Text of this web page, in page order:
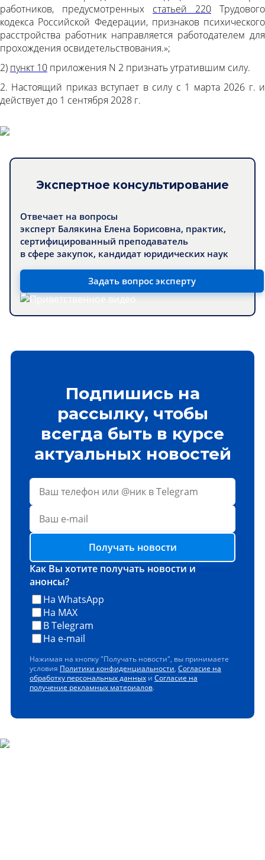
работников, предусмотренных статьей 220 Трудового
кодекса Российской Федерации, признаков психического
расстройства работник направляется работодателем для
прохождения освидетельствования.»;
2) пункт 10 приложения N 2 признать утратившим силу.
2. Настоящий приказ вступает в силу с 1 марта 2026 г. и
действует до 1 сентября 2028 г.
Экспертное консультирование
Отвечает на вопросы
эксперт Балякина Елена Борисовна, практик,
сертифицированный преподаватель
в сфере закупок, кандидат юридических наук
Задать вопрос эксперту
Подпишись на
рассылку, чтобы
всегда быть в курсе
актуальных новостей
Получать новости
Как Вы хотите получать новости и
анонсы?
На WhatsApp
На MAX
В Telegram
На e-mail
Нажимая на кнопку "Получать новости", вы принимаете
условия Политики конфиденциальности, Согласие на
обработку персональных данных и Согласие на
получение рекламных материалов.